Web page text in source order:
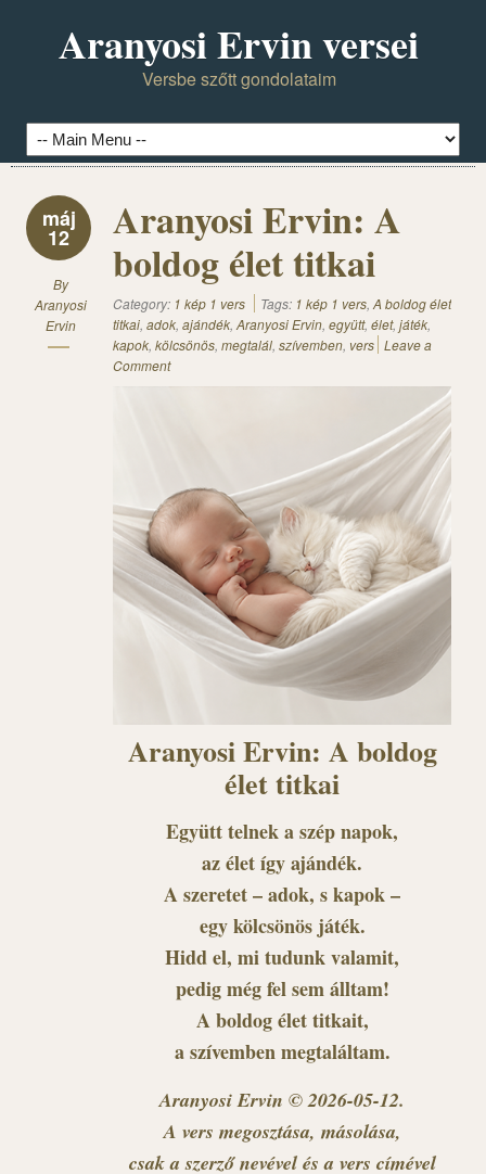
Aranyosi Ervin versei
Versbe szőtt gondolataim
máj
12
By
Aranyosi
Ervin
Aranyosi Ervin: A
boldog élet titkai
Category: 1 kép 1 vers Tags: 1 kép 1 vers, A boldog élet
titkai, adok, ajándék, Aranyosi Ervin, együtt, élet, játék,
kapok, kölcsönös, megtalál, szívemben, vers Leave a
Comment
Aranyosi Ervin: A boldog
élet titkai
Együtt telnek a szép napok,
az élet így ajándék.
A szeretet – adok, s kapok –
egy kölcsönös játék.
Hidd el, mi tudunk valamit,
pedig még fel sem álltam!
A boldog élet titkait,
a szívemben megtaláltam.
Aranyosi Ervin © 2026-05-12.
A vers megosztása, másolása,
csak a szerző nevével és a vers címével